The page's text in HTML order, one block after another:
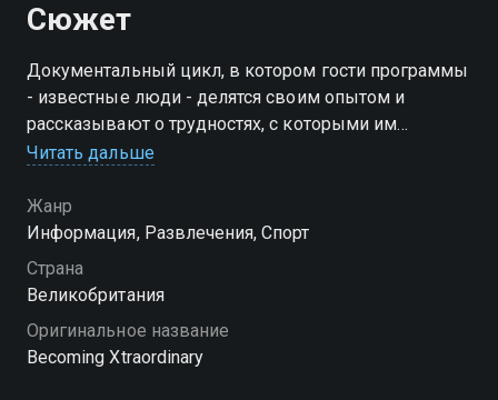
Сюжет
Документальный цикл, в котором гости программы
- известные люди - делятся своим опытом и
рассказывают о трудностях, с которыми им
пришлось столкнуться на пути к славе
Читать дальше
Жанр
Информация, Развлечения, Спорт
Страна
Великобритания
Оригинальное название
Becoming Xtraordinary